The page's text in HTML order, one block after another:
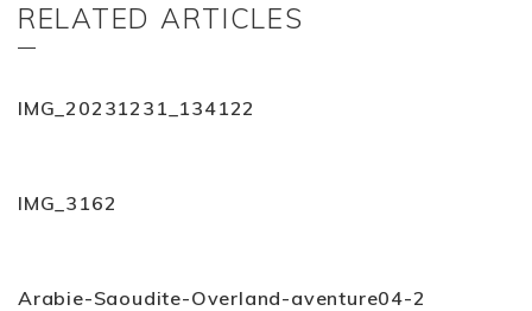
RELATED ARTICLES
IMG_20231231_134122
IMG_3162
Arabie-Saoudite-Overland-aventure04-2